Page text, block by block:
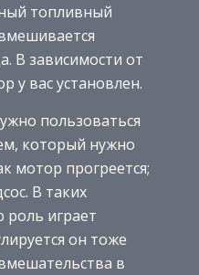
топливный
В зависимости от
у вас установлен.
пользоваться
который нужно
мотор прогреется;
В таких
играет
он тоже
в